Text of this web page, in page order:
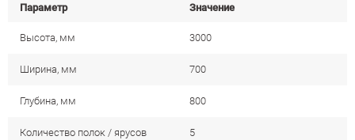
Параметр Значение
Высота, мм 3000
Ширина, мм 700
Глубина, мм 800
Количество полок / ярусов 5